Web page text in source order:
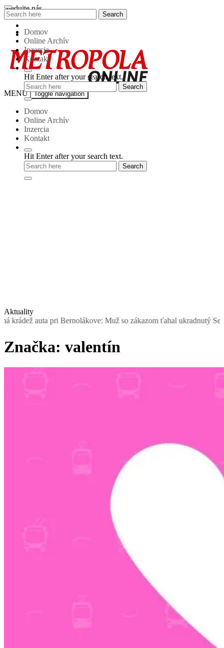
Skip
to
content
Sledujte nás
Metropola-
MENU Toggle navigation
Domov
Online Archív
Inzercia
Kontakt
Hit Enter after your search text.
Search
for:
Search
Domov
Online Archív
Inzercia
Kontakt
Hit Enter after your search text.
Aktuality
pri Bernolákove: Muž so zákazom ťahal ukradnutý Seat, šoféroval
Značka: valentín